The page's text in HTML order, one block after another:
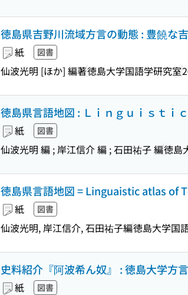
徳島県吉野川流域方言の動態 : 豊饒な
紙 図書
仙波光明 [ほか] 編著徳島大学国語学研究室
徳島県言語地図 : Ｌｉｎｇｕｉｓｔ
紙 図書
仙波光明 編 ; 岸江信介 編 ; 石田祐子 編徳島
徳島県言語地図 = Linguaistic atlas of
紙 図書
仙波光明, 岸江信介, 石田祐子編徳島大学国
史料紹介『阿波希ん奴』 : 徳島大学方
紙 図書